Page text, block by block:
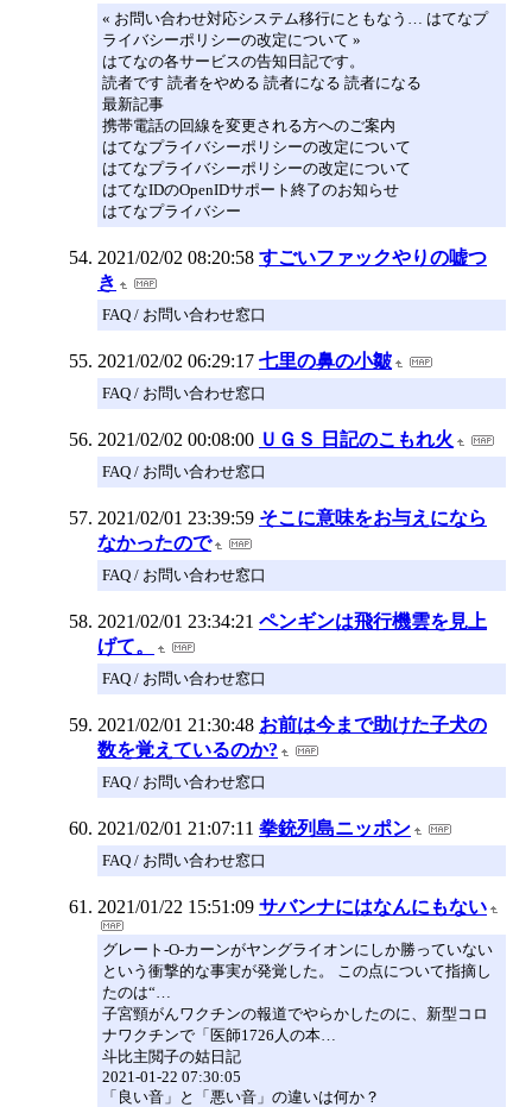
« お問い合わせ対応システム移行にともなう… はてなプ
ライバシーポリシーの改定について »
はてなの各サービスの告知日記です。
読者です 読者をやめる 読者になる 読者になる
最新記事
携帯電話の回線を変更される方へのご案内
はてなプライバシーポリシーの改定について
はてなプライバシーポリシーの改定について
はてなIDのOpenIDサポート終了のお知らせ
はてなプライバシー
2021/02/02 08:20:58 すごいファックやりの嘘つ
き
FAQ / お問い合わせ窓口
2021/02/02 06:29:17 七里の鼻の小皺
FAQ / お問い合わせ窓口
2021/02/02 00:08:00 ＵＧＳ 日記のこもれ火
FAQ / お問い合わせ窓口
2021/02/01 23:39:59 そこに意味をお与えになら
なかったので
FAQ / お問い合わせ窓口
2021/02/01 23:34:21 ペンギンは飛行機雲を見上
げて。
FAQ / お問い合わせ窓口
2021/02/01 21:30:48 お前は今まで助けた子犬の
数を覚えているのか?
FAQ / お問い合わせ窓口
2021/02/01 21:07:11 拳銃列島ニッポン
FAQ / お問い合わせ窓口
2021/01/22 15:51:09 サバンナにはなんにもない
グレート-O-カーンがヤングライオンにしか勝っていない
という衝撃的な事実が発覚した。 この点について指摘し
たのは“…
子宮頸がんワクチンの報道でやらかしたのに、新型コロ
ナワクチンで「医師1726人の本…
斗比主閲子の姑日記
2021-01-22 07:30:05
「良い音」と「悪い音」の違いは何か？